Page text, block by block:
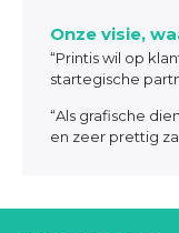
Onze visie,
“Printis wil op
startegische
“Als grafische
en zeer prettig